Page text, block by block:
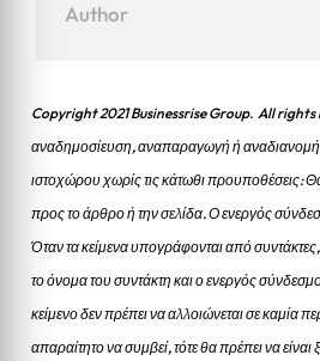
Author
Copyright 2021 Businessrise Group. All rights
αναδημοσίευση, αναπαραγωγή ή αναδιανομή
ιστοχώρου χωρίς τις κάτωθι προυποθέσεις:
προς το άρθρο ή την σελίδα.Ο ενεργός
Όταν τα κείμενα υπογράφονται από
το όνομα του συντάκτη και ο ενεργός
κείμενο δεν πρέπει να αλλοιώνεται σε καμία
απαραίτητο να συμβεί, τότε θα πρέπει να